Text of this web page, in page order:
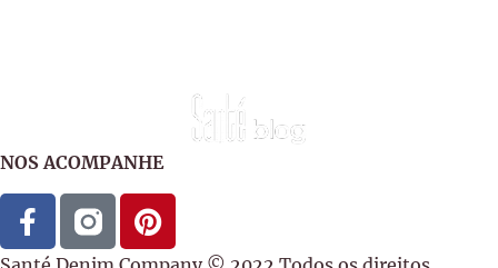
NOS ACOMPANHE